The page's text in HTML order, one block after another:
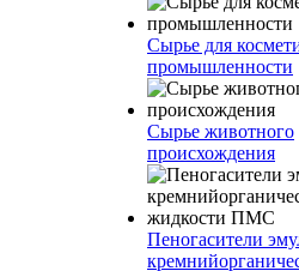
Сырье для
промышленности
Сырье животного
происхождения
Пеногасители